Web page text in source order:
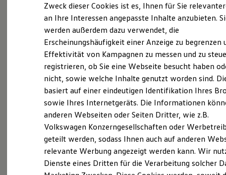
Laden
Laden unterwegs
Laden Zuhause
Ladezeitensimulator
Batterie
Sicherheit
Garantie und Lebensdauer
Nachhaltigkeit
Technologie
Kosten und Kauf
Verbrauchskosten
Kaufoptionen
E-Auto-Förderung
Software und Konnektivität
Die ID. Software 6
ID. Software Versionen und Updates
Digitale Extras
Schnittstellen zu Ihrem ID.
Fahrzeugangebot anfordern
Servicetermin buchen
Serviceanfrage stellen
Details des Golf
Zweck dieser Cookies ist es, Ihnen für Sie
an Ihre Interessen angepasste Inhalte anzubieten.
werden außerdem dazu verwendet, die
Erscheinungshäufigkeit einer Anzeige zu begrenzen
Effektivität von Kampagnen zu messen und zu
registrieren, ob Sie eine Webseite besucht haben
nicht, sowie welche Inhalte genutzt worden sind.
basiert auf einer eindeutigen Identifikation Ihres
sowie Ihres Internetgeräts. Die Informationen
anderen Webseiten oder Seiten Dritter, wie z.B.
Volkswagen Konzerngesellschaften oder
geteilt werden, sodass Ihnen auch auf anderen
relevante Werbung angezeigt werden kann. Wir
Dienste eines Dritten für die Verarbeitung solcher